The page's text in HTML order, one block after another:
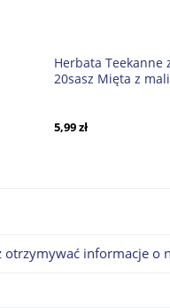
Herbata Teekanne
20sasz Mięta z
5,99 zł
otrzymywać informacje o